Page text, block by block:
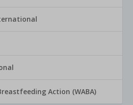
Action (WABA)